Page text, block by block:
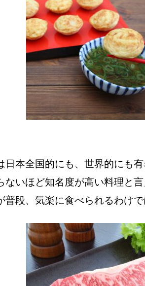
日本全国的にも、世界的にも
ないほど知名度が高い料理と
段、気楽に食べられるわけで